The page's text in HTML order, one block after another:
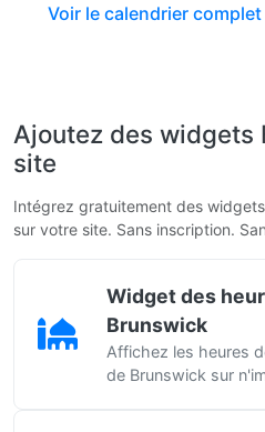
Voir le calendrier
Ajoutez des widgets
site
Intégrez gratuitement des
sur votre site. Sans inscription.
Widget des
Brunswick
Affichez les heures
de Brunswick sur